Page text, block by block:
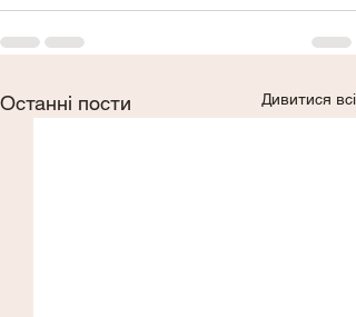
Останні пости Дивитися всі